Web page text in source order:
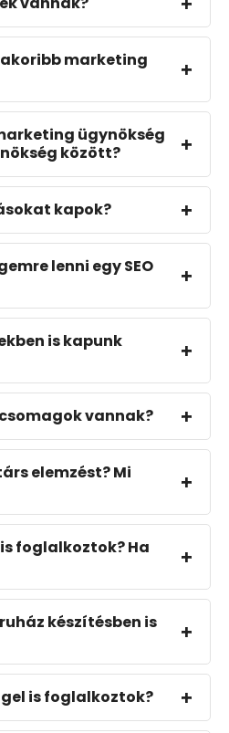
marketing
ügynökség
között?
kapok?
lenni egy SEO
is kapunk
vannak?
elemzést? Mi
foglalkoztok? Ha
készítésben is
is foglalkoztok?